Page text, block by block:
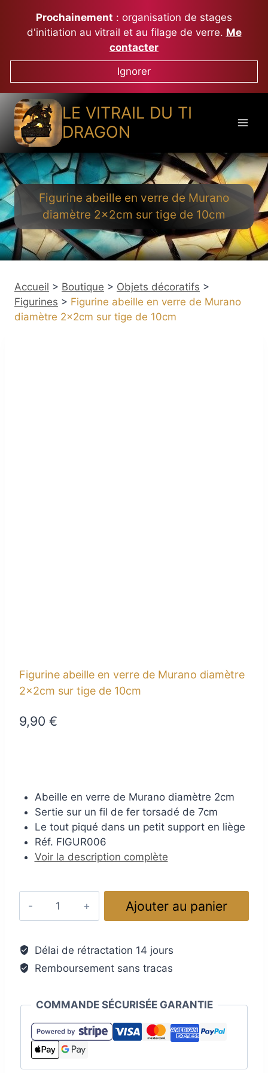
contenu
Prochainement : organisation de stages
d'initiation au vitrail et au filage de verre. Me
contacter
Ignorer
LE VITRAIL DU TI
DRAGON
Figurine abeille en verre de Murano
diamètre 2x2cm sur tige de 10cm
Accueil > Boutique > Objets décoratifs >
Figurines > Figurine abeille en verre de Murano
diamètre 2x2cm sur tige de 10cm
Figurine abeille en verre de Murano diamètre
2x2cm sur tige de 10cm
9,90 €
Abeille en verre de Murano diamètre 2cm
Sertie sur un fil de fer torsadé de 7cm
Le tout piqué dans un petit support en liège
Réf. FIGUR006
Voir la description complète
abeille
en
verre
Murano
2x2cm
tige
Ajouter au panier
Délai de rétractation 14 jours
Remboursement sans tracas
COMMANDE SÉCURISÉE GARANTIE